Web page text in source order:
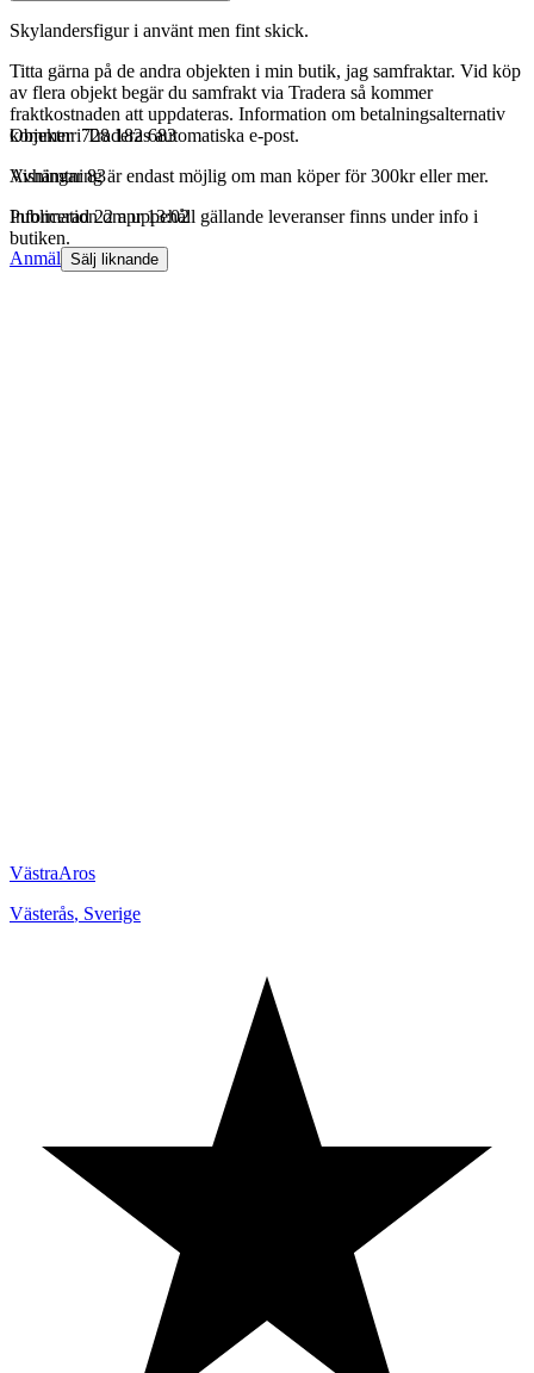
Skylandersfigur i använt men fint skick.
Titta gärna på de andra objekten i min butik, jag samfraktar. Vid köp
av flera objekt begär du samfrakt via Tradera så kommer
fraktkostnaden att uppdateras. Information om betalningsalternativ
kommer i Traderas automatiska e-post.
Avhämtning är endast möjlig om man köper för 300kr eller mer.
Information om uppehåll gällande leveranser finns under info i
butiken.
Objektnr 728 182 683
Visningar 83
Publicerad 22 apr 13:02
Anmäl Sälj liknande
VästraAros
Västerås, Sverige